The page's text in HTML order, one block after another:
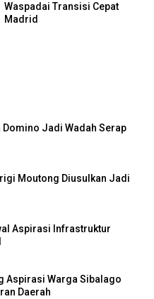
Waspadai Transisi Cepat
Madrid
Domino Jadi Wadah Serap
Moutong Diusulkan Jadi
Aspirasi Infrastruktur
Aspirasi Warga Sibalago
Daerah